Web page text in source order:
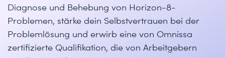
Diagnose und Behebung von Horizon-8-
Problemen, stärke dein Selbstvertrauen bei der
Problemlösung und erwirb eine von Omnissa
zertifizierte Qualifikation, die von Arbeitgebern